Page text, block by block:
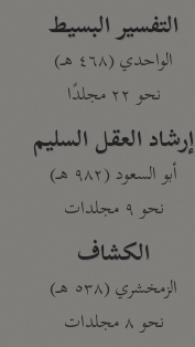
التفسير البسيط
الواحدي (٤٦٨ هـ)
نحو ٢٢ مجلدًا
إرشاد العقل السليم
أبو السعود (٩٨٢ هـ)
نحو ٩ مجلدات
الكشاف
الزمخشري (٥٣٨ هـ)
نحو ٨ مجلدات